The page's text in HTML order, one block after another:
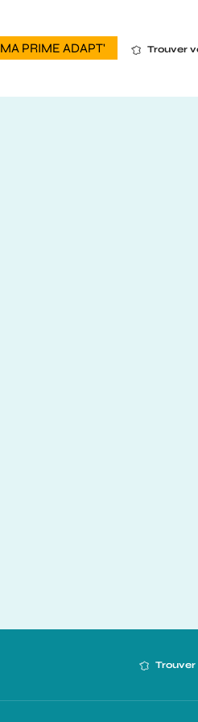
MA PRIME ADAPT' Trouver
Trouver